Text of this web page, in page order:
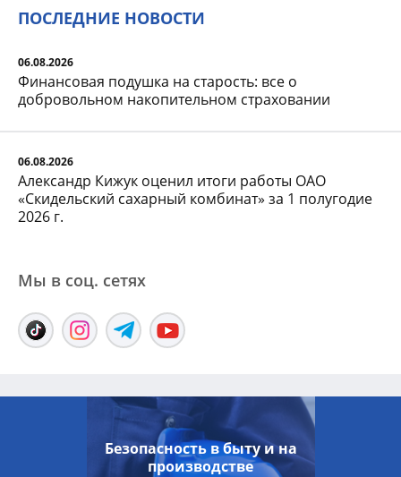
ПОСЛЕДНИЕ НОВОСТИ
06.08.2026
Финансовая подушка на старость: все о
добровольном накопительном страховании
06.08.2026
Александр Кижук оценил итоги работы ОАО
«Скидельский сахарный комбинат» за 1 полугодие
2026 г.
Мы в соц. сетяx
Безопасность в быту и на
производстве